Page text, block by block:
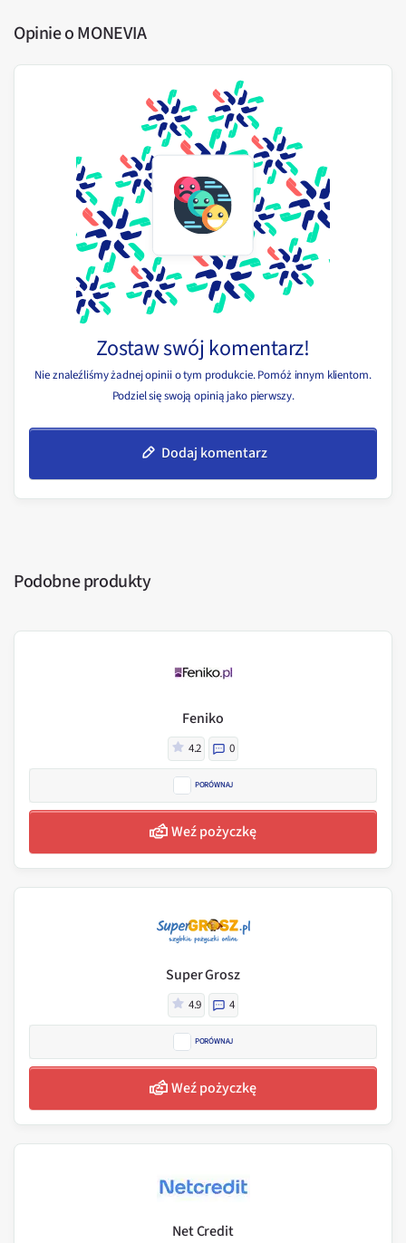
Opinie o MONEVIA
Zostaw swój komentarz!
Nie znaleźliśmy żadnej opinii o tym produkcie. Pomóż innym klientom.
Podziel się swoją opinią jako pierwszy.
Dodaj komentarz
Podobne produkty
Feniko
4.2 0
PORÓWNAJ
Weź pożyczkę
Super Grosz
4.9 4
PORÓWNAJ
Weź pożyczkę
Net Credit